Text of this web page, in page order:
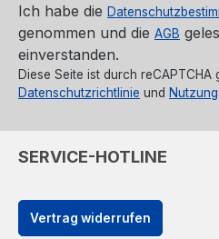
Ich habe die
genommen und die AGB
einverstanden.
Diese Seite ist durch
Datenschutzrichtlinie und
SERVICE-HOTLINE
Vertrag widerrufen